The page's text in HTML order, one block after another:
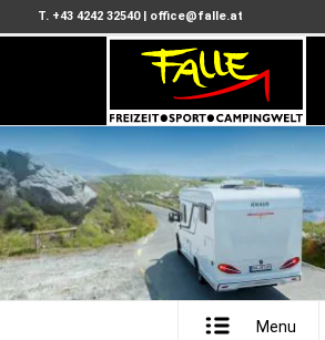
T. +43 4242 32540| office@falle.at
Menu